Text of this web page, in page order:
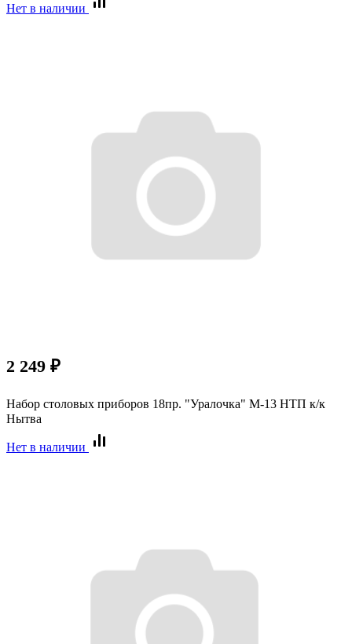
Нет в наличии
2 249 ₽
Набор столовых приборов 18пр. "Уралочка" М-13 НТП к/к
Нытва
Нет в наличии